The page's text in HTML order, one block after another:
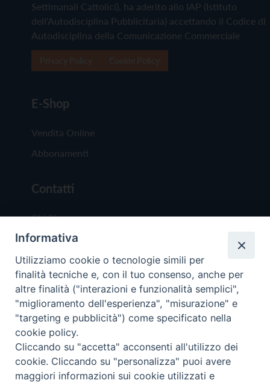
Settimanali Cattolici), ha aderito allo IAP (Istituto
dell'Autodisciplina Pubblicitaria) accettando il Codice di
Autodisciplina della Comunicazione Commerciale
E-Shop
Vendita Online
Abbonamenti
Contatti
Chi Siamo
Redazione
Scrivici
Copyright © 2019 - Tutti i diritti riservati - Vita
Trentina Editrice
Privacy Policy
Informativa
Utilizziamo cookie o tecnologie simili per
finalità tecniche e, con il tuo consenso, anche per
altre finalità ("interazioni e funzionalità semplici",
"miglioramento dell'esperienza", "misurazione" e
"targeting e pubblicità") come specificato nella
cookie policy.
Cliccando su "accetta" acconsenti all'utilizzo dei
cookie. Cliccando su "personalizza" puoi avere
maggiori informazioni sui cookie utilizzati e